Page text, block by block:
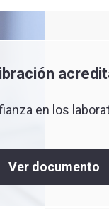
en los
Ver documento